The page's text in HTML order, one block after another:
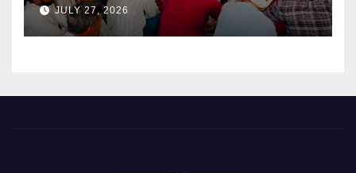
JULY 27, 2026